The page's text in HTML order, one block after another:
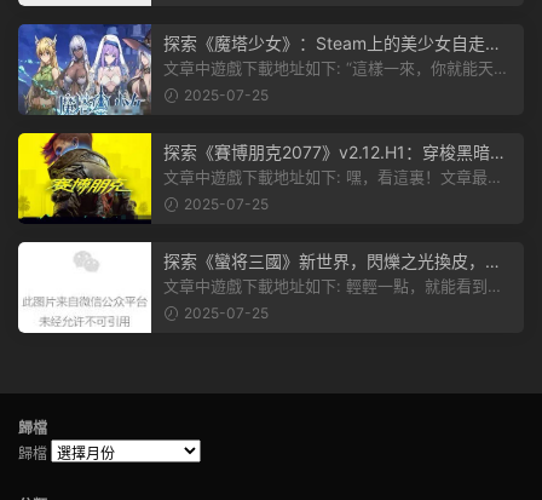
探索《魔塔少女》：Steam上的美少女自走
棋，戰鬥與策略的雙重盛宴！
文章中遊戲下載地址如下: “這樣一來，你就能天天
2025-07-25
探索《賽博朋克2077》v2.12.H1：穿梭黑暗都
市，感受未來世界的震撼
文章中遊戲下載地址如下: 嘿，看這裏！文章最後
有個圖片，點一下就能加入我們的...
2025-07-25
探索《蠻将三國》新世界，閃爍之光換皮，共
赴手遊盛宴！
文章中遊戲下載地址如下: 輕輕一點，就能看到原
文。 滑動一下屏幕，就能看到...
2025-07-25
歸檔
歸檔